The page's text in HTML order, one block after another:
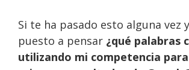
Si te ha pasado esto alguna vez
puesto a pensar ¿qué palabras
utilizando mi competencia